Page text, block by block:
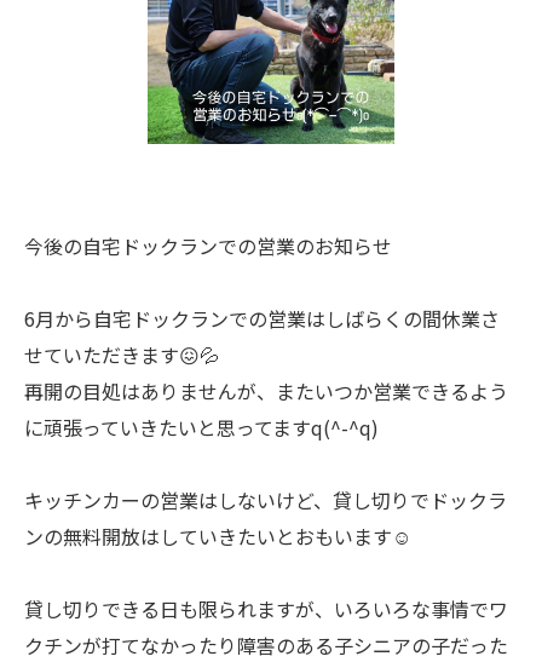
今後の自宅ドックランでの営業のお知らせ
6月から自宅ドックランでの営業はしばらくの間休業さ
せていただきます😖💦
再開の目処はありませんが、またいつか営業できるよう
に頑張っていきたいと思ってますq(^-^q)
キッチンカーの営業はしないけど、貸し切りでドックラ
ンの無料開放はしていきたいとおもいます☺
貸し切りできる日も限られますが、いろいろな事情でワ
クチンが打てなかったり障害のある子シニアの子だった